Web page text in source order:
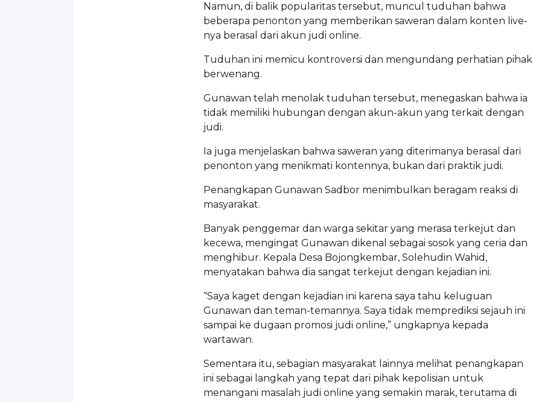
Namun, di balik popularitas tersebut, muncul tuduhan bahwa
beberapa penonton yang memberikan saweran dalam konten live-
nya berasal dari akun judi online.
Tuduhan ini memicu kontroversi dan mengundang perhatian pihak
berwenang.
Gunawan telah menolak tuduhan tersebut, menegaskan bahwa ia
tidak memiliki hubungan dengan akun-akun yang terkait dengan
judi.
Ia juga menjelaskan bahwa saweran yang diterimanya berasal dari
penonton yang menikmati kontennya, bukan dari praktik judi.
Penangkapan Gunawan Sadbor menimbulkan beragam reaksi di
masyarakat.
Banyak penggemar dan warga sekitar yang merasa terkejut dan
kecewa, mengingat Gunawan dikenal sebagai sosok yang ceria dan
menghibur. Kepala Desa Bojongkembar, Solehudin Wahid,
menyatakan bahwa dia sangat terkejut dengan kejadian ini.
“Saya kaget dengan kejadian ini karena saya tahu keluguan
Gunawan dan teman-temannya. Saya tidak memprediksi sejauh ini
sampai ke dugaan promosi judi online,” ungkapnya kepada
wartawan.
Sementara itu, sebagian masyarakat lainnya melihat penangkapan
ini sebagai langkah yang tepat dari pihak kepolisian untuk
menangani masalah judi online yang semakin marak, terutama di